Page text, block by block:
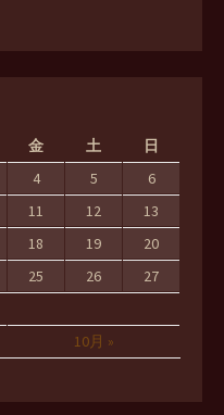
金 土 日
10月 »
4 5
6
11 12
13
18 19
20
25 26
27